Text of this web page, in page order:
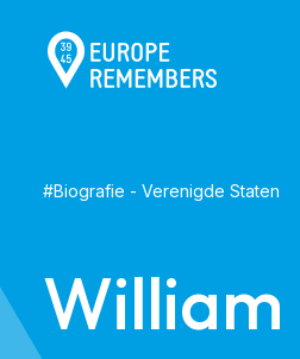
#Biografie - Verenigde Staten
William